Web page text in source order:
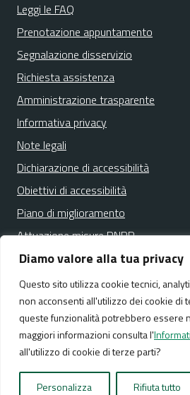
Diamo valore alla tua privacy
Questo sito utilizza cookie tecnici,
non acconsenti all'utilizzo dei cookie di
queste funzionalità potrebbero essere
maggiori informazioni consulta l'
all'utilizzo di cookie di terze parti?
Personalizza Rifiuta tutto
Leggi le FAQ
Prenotazione appuntamento
Segnalazione disservizio
Richiesta assistenza
Amministrazione trasparente
Informativa privacy
Note legali
Dichiarazione di accessibilità
Obiettivi di accessibilità
Piano di miglioramento
Attuazione misure PNRR
Media policy Mappa del
Realizzato da:NeMeA Sistemi Srl